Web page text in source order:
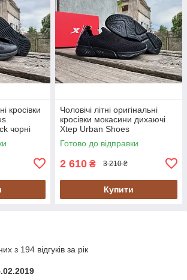
кросівки
чорні
Чоловічі літні оригінальні
кросівки мокасини дихаючі
Xtep Urban Shoes
978119390018 Black чорні
Готово до відправки
2 610 ₴ 3 210 ₴
Купити
з 194 відгуків за рік